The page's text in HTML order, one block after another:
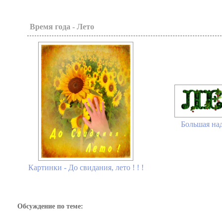
Время года - Лето
Картинки - До свидания, лето ! ! !
Большая
Обсуждение по теме: